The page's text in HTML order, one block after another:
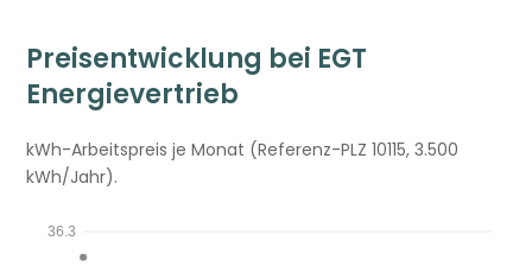
Preisentwicklung bei EGT
Energievertrieb
kWh-Arbeitspreis je Monat (Referenz-PLZ 10115, 3.500
kWh/Jahr).